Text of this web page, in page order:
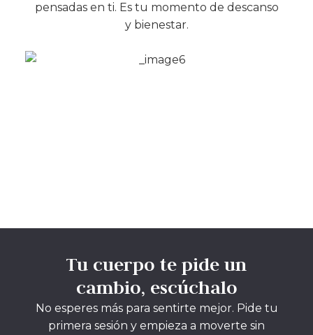
pensadas en ti. Es tu momento de descanso
y bienestar.
Tu cuerpo te pide un
cambio, escúchalo
No esperes más para sentirte mejor. Pide tu
primera sesión y empieza a moverte sin